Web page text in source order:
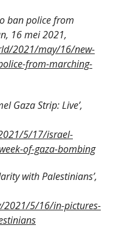
ban police from
16 mei 2021,
2021/may/16/new-
from-marching-
Gaza Strip: Live’,
5/17/israel-
of-gaza-bombing
with Palestinians’,
2021/5/16/in-pictures-